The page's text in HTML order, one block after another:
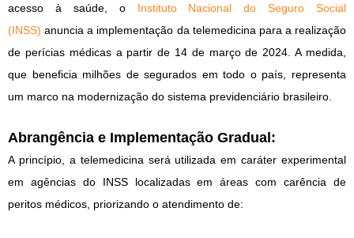
acesso à saúde, o Instituto Nacional do Seguro Social
(INSS) anuncia a implementação da telemedicina para a realização
de perícias médicas a partir de 14 de março de 2024. A medida,
que beneficia milhões de segurados em todo o país, representa
um marco na modernização do sistema previdenciário brasileiro.
Abrangência e Implementação Gradual:
A princípio, a telemedicina será utilizada em caráter experimental
em agências do INSS localizadas em áreas com carência de
peritos médicos, priorizando o atendimento de: